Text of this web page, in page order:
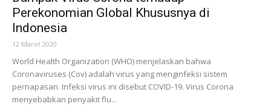
Perekonomian Global Khususnya di
Indonesia
12 Maret 2020
World Health Organization (WHO) menjelaskan bahwa
Coronaviruses (Cov) adalah virus yang menginfeksi sistem
pernapasan. Infeksi virus ini disebut COVID-19. Virus Corona
menyebabkan penyakit flu...